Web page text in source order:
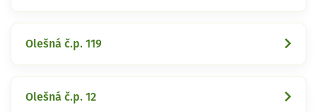
Olešná č.p. 119
Olešná č.p. 12